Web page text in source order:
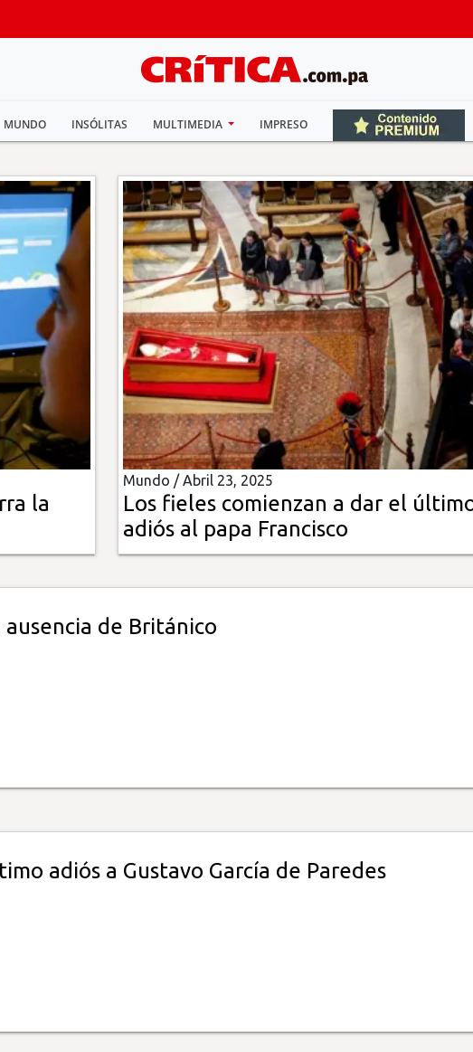
MUNDO INSÓLITAS MULTIMEDIA IMPRESO
la
Mundo /Abril 23, 2025
Los fieles comienzan a dar el
adiós al papa Francisco
ausencia de Británico
adiós a Gustavo García de Paredes